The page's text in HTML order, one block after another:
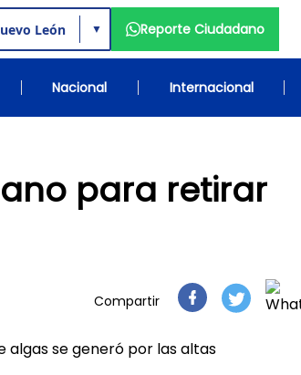
▼ Reporte Ciudadano
Nacional Internacional
para retirar
Compartir
algas se generó por las altas